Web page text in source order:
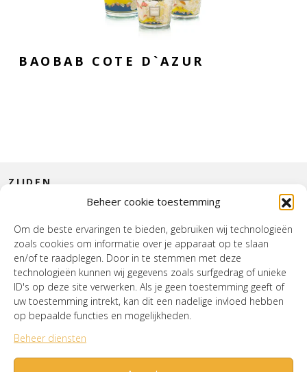
Beheer cookie toestemming
Om de beste ervaringen te bieden, gebruiken wij technologieën
zoals cookies om informatie over je apparaat op te slaan
en/of te raadplegen. Door in te stemmen met deze
technologieën kunnen wij gegevens zoals surfgedrag of unieke
ID's op deze site verwerken. Als je geen toestemming geeft of
uw toestemming intrekt, kan dit een nadelige invloed hebben
op bepaalde functies en mogelijkheden.
Beheer diensten
BAOBAB COTE D`AZUR
HOUSE OF WURPEL
OPENINGSTIJDEN
ZIJDEN
INTERIEUR
Verzenden & RetournerenCookiebeleid (EU)